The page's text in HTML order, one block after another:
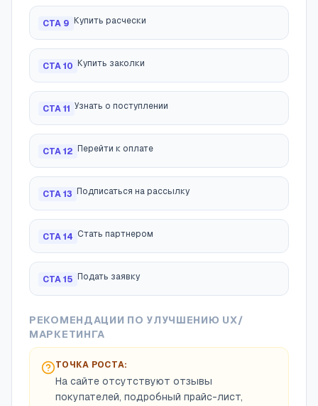
CTA 9 Купить расчески
CTA 10 Купить заколки
CTA 11 Узнать о поступлении
CTA 12 Перейти к оплате
CTA 13 Подписаться на рассылку
CTA 14 Стать партнером
CTA 15 Подать заявку
РЕКОМЕНДАЦИИ ПО УЛУЧШЕНИЮ UX/
МАРКЕТИНГА
ТОЧКА РОСТА:
На сайте отсутствуют отзывы
покупателей, подробный прайс-лист,